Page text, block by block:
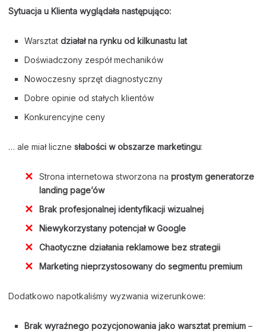
Sytuacja u Klienta wyglądała następująco:
Warsztat działał na rynku od kilkunastu lat
Doświadczony zespół mechaników
Nowoczesny sprzęt diagnostyczny
Dobre opinie od stałych klientów
Konkurencyjne ceny
… ale miał liczne słabości w obszarze marketingu:
Strona internetowa stworzona na prostym generatorze
landing page’ów
Brak profesjonalnej identyfikacji wizualnej
Niewykorzystany potencjał w Google
Chaotyczne działania reklamowe bez strategii
Marketing nieprzystosowany do segmentu premium
Dodatkowo napotkaliśmy wyzwania wizerunkowe:
Brak wyraźnego pozycjonowania jako warsztat premium –